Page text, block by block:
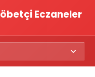
Eczaneler